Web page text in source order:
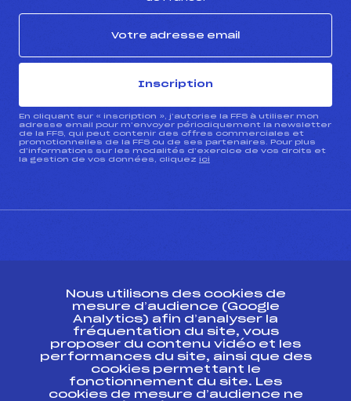
Inscription
En cliquant sur « inscription », j’autorise la FFS à utiliser mon
adresse email pour m’envoyer périodiquement la newsletter
de la FFS, qui peut contenir des offres commerciales et
promotionnelles de la FFS ou de ses partenaires. Pour plus
d’informations sur les modalités d’exercice de vos droits et
la gestion de vos données, cliquez ici
Ressources
Pass’Neige
Projet sportif fédéral
Projet de performance fédéral
Nous utilisons des cookies de
mesure d’audience (Google
Analytics) afin d’analyser la
fréquentation du site, vous
proposer du contenu vidéo et les
performances du site, ainsi que des
cookies permettant le
fonctionnement du site. Les
cookies de mesure d’audience ne